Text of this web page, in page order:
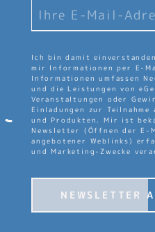
Ich bin damit
mir Informationen per E-
Informationen umfassen
und die Leistungen von
Veranstaltungen oder
Einladungen zur Teilnahme
und Produkten. Mir ist
Newsletter (Öffnen der E-
angebotener Weblinks)
und Marketing-Zwecke
NEWSLETTER